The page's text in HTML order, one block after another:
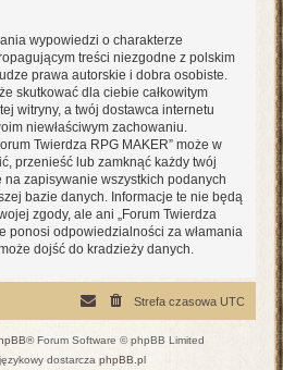
wypowiedzi o charakterze
treści niezgodne z polskim
prawa autorskie i dobra osobiste.
skutkować dla ciebie całkowitym
witryny, a twój dostawca internetu
niewłaściwym zachowaniu.
Twierdza RPG MAKER” może w
przenieść lub zamknąć każdy twój
na zapisywanie wszystkich podanych
bazie danych. Informacje te nie będą
zgody, ale ani „Forum Twierdza
ponosi odpowiedzialności za włamania
dojść do kradzieży danych.
Strefa czasowa UTC
® Forum Software © phpBB Limited
dostarcza phpBB.pl